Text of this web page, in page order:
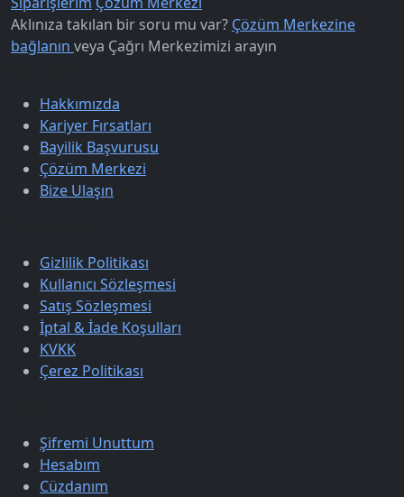
Aklınıza takılan bir soru mu var? Çözüm Merkezine
bağlanın veya Çağrı Merkezimizi arayın
Hakkımızda
Kariyer Fırsatları
Bayilik Başvurusu
Çözüm Merkezi
Bize Ulaşın
Gizlilik Politikası
Kullanıcı Sözleşmesi
Satış Sözleşmesi
İptal & İade Koşulları
KVKK
Çerez Politikası
Şifremi Unuttum
Hesabım
Cüzdanım